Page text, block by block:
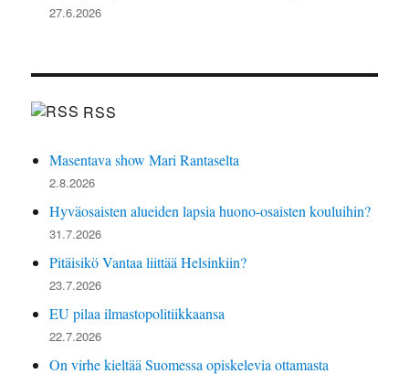
27.6.2026
RSS
Masentava show Mari Rantaselta
2.8.2026
Hyväosaisten alueiden lapsia huono-osaisten kouluihin?
31.7.2026
Pitäisikö Vantaa liittää Helsinkiin?
23.7.2026
EU pilaa ilmastopolitiikkaansa
22.7.2026
On virhe kieltää Suomessa opiskelevia ottamasta